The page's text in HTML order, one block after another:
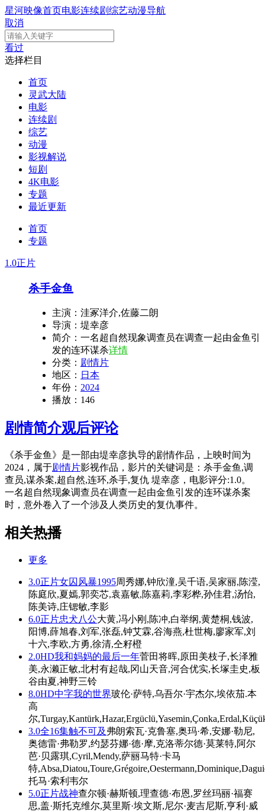
星河映像首页电影连续剧综艺动漫导航
取消
看过
选择栏目
首页
灵武大陆
电影
连续剧
综艺
动漫
影视解说
短剧
4K电影
专题
最近更新
首页
专题
1.0正片
杀手金鱼
主演： 洼冢洋介,佐藤二朗
导演： 堤幸彦
简介： 一名超自然现象调查员在调查一起由金鱼引
发的连环谋杀详情
分类： 剧情片
地区： 日本
年份： 2024
播放： 146
剧情简介观后评论
《杀手金鱼》是一部由堤幸彦执导的剧情作品，上映时间为
2024，属于剧情片影视作品，影片的关键词是：杀手金鱼,调
查员,谋杀案,超自然,连环,杀手,复仇 堤幸彦，电影评分:1.0。
一名超自然现象调查员在调查一起由金鱼引发的连环谋杀案
时，意外卷入了一个涉及人类历史的复仇事件。
相关热播
更多
3.0正片女囚风暴1995周秀娜,钟欣潼,吴千语,吴家丽,陈滢,
陈庭欣,夏嫣,郭奕芯,袁嘉敏,陈嘉莉,李彩桦,孙佳君,汤怡,
陈美诗,庄锶敏,李影
6.0正片忠犬八公大黄,冯小刚,陈冲,白举纲,黄楚桐,钱波,
阳博,薛旭春,刘军,张磊,钟艾霖,谷海燕,杜世梅,廖家军,刘
十六,李欧,方勇,徐清,仝籽橙
2.0HD我和妈妈的最后一年菅田将晖,原田美枝子,长泽雅
美,永濑正敏,北村有起哉,冈山天音,河合优实,长塚圭史,板
谷由夏,神野三铃
8.0HD中字我的世界玻伦·萨特,乌吾尔·宇杰尔,埃依茄.本
高
尔
3.0全16集触不可及 弗朗索瓦·克鲁塞,奥玛·希,安娜·勒尼,
奥德雷·弗勒罗,约瑟芬娜·德·摩,克洛蒂尔德·莫莱特,阿尔
芭·贝露琪,Cyril,Mendy,萨丽马特·卡马
特
托马·索利韦尔
5.0正片战神查尔顿·赫斯顿,理查德·布恩,罗丝玛丽·福赛
思,盖·斯托克维尔,莫里斯·埃文斯,尼尔·麦吉尼斯,亨利·威